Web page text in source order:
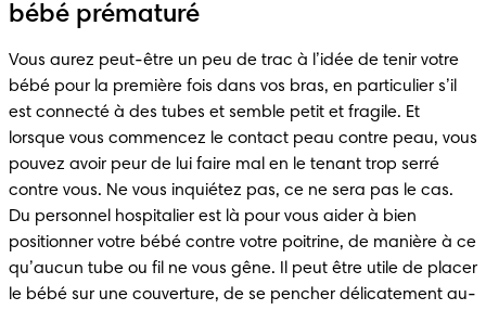
bébé prématuré
Vous aurez peut-être un peu de trac à l’idée de tenir votre
bébé pour la première fois dans vos bras, en particulier s’il
est connecté à des tubes et semble petit et fragile. Et
lorsque vous commencez le contact peau contre peau, vous
pouvez avoir peur de lui faire mal en le tenant trop serré
contre vous. Ne vous inquiétez pas, ce ne sera pas le cas.
Du personnel hospitalier est là pour vous aider à bien
positionner votre bébé contre votre poitrine, de manière à ce
qu’aucun tube ou fil ne vous gêne. Il peut être utile de placer
le bébé sur une couverture, de se pencher délicatement au-